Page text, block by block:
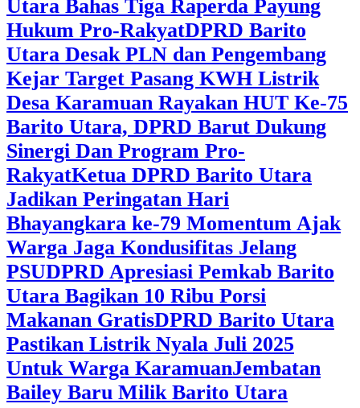
Utara Bahas Tiga Raperda Payung
Hukum Pro-RakyatDPRD Barito
Utara Desak PLN dan Pengembang
Kejar Target Pasang KWH Listrik
Desa Karamuan Rayakan HUT Ke-75
Barito Utara, DPRD Barut Dukung
Sinergi Dan Program Pro-
RakyatKetua DPRD Barito Utara
Jadikan Peringatan Hari
Bhayangkara ke-79 Momentum Ajak
Warga Jaga Kondusifitas Jelang
PSUDPRD Apresiasi Pemkab Barito
Utara Bagikan 10 Ribu Porsi
Makanan GratisDPRD Barito Utara
Pastikan Listrik Nyala Juli 2025
Untuk Warga KaramuanJembatan
Bailey Baru Milik Barito Utara